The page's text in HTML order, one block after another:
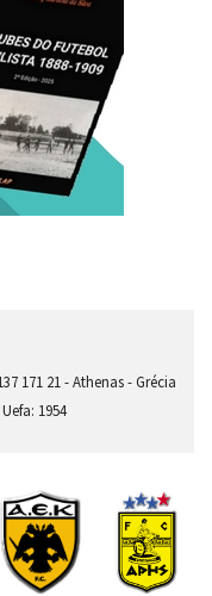
171 21 - Athenas - Grécia
1954